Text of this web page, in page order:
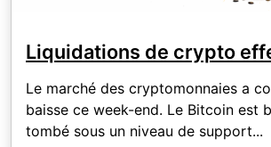
Liquidations de crypto
Le marché des cryptomonnaies a
baisse ce week-end. Le Bitcoin est
tombé sous un niveau de support...